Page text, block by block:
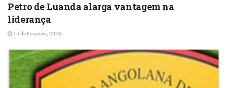
Petro de Luanda alarga vantagem na
liderança
15 de Fevereiro, 2023